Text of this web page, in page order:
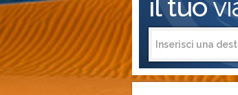
il tuo